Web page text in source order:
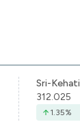
Sri-Kehati
312.025
1.35%